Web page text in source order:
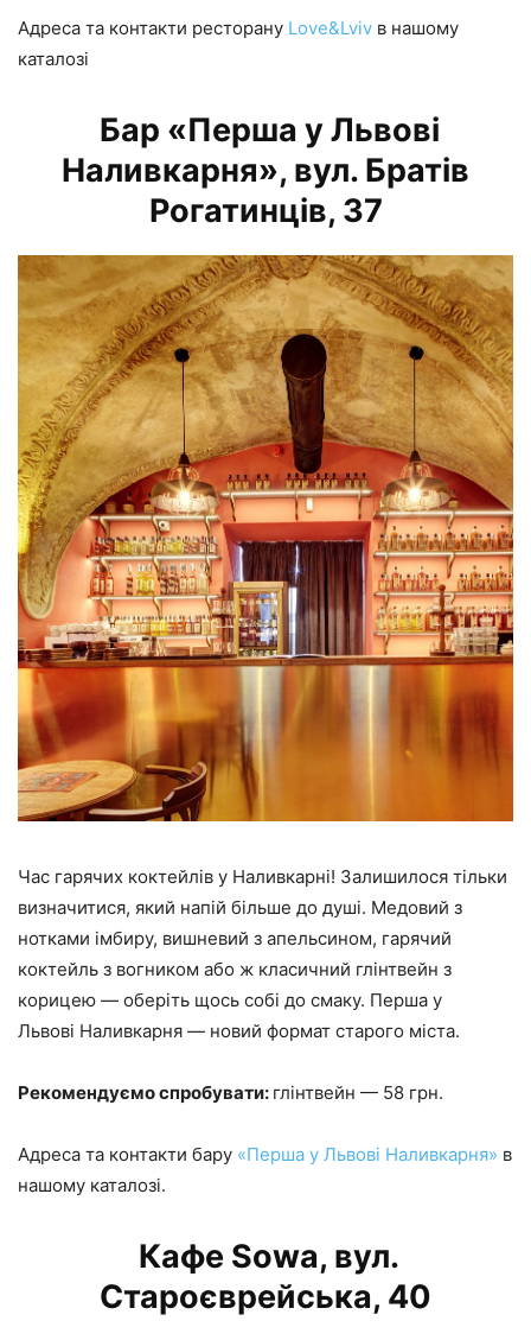
Адреса та контакти ресторану Love&Lviv в нашому
каталозі
Бар «Перша у Львові
Наливкарня», вул. Братів
Рогатинців, 37
Час гарячих коктейлів у Наливкарні! Залишилося тільки
визначитися, який напій більше до душі. Медовий з
нотками імбиру, вишневий з апельсином, гарячий
коктейль з вогником або ж класичний глінтвейн з
корицею — оберіть щось собі до смаку. Перша у
Львові Наливкарня — новий формат старого міста.
Рекомендуємо спробувати: глінтвейн — 58 грн.
Адреса та контакти бару «Перша у Львові Наливкарня» в
нашому каталозі.
Кафе Sowa, вул.
Староєврейська, 40